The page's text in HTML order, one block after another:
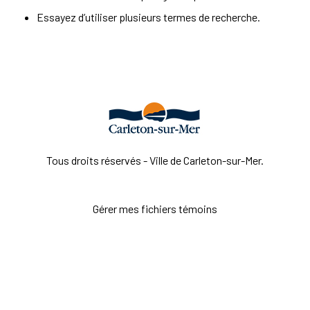
Essayez d’utiliser plusieurs termes de recherche.
Tous droits réservés - Ville de Carleton-sur-Mer.
Gérer mes fichiers témoins